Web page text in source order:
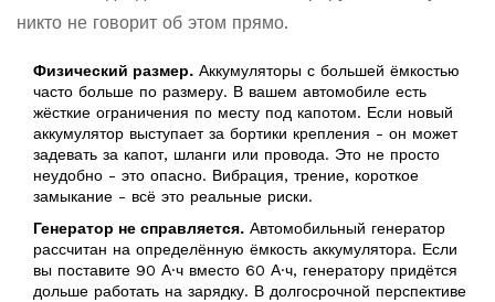
никто не говорит об этом прямо.
Физический размер. Аккумуляторы с большей ёмкостью
часто больше по размеру. В вашем автомобиле есть
жёсткие ограничения по месту под капотом. Если новый
аккумулятор выступает за бортики крепления - он может
задевать за капот, шланги или провода. Это не просто
неудобно - это опасно. Вибрация, трение, короткое
замыкание - всё это реальные риски.
Генератор не справляется. Автомобильный генератор
рассчитан на определённую ёмкость аккумулятора. Если
вы поставите 90 А·ч вместо 60 А·ч, генератору придётся
дольше работать на зарядку. В долгосрочной перспективе